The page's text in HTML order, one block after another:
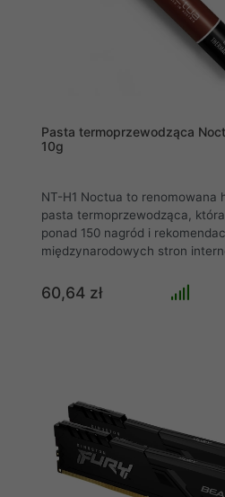
Pasta termoprzewodząca
10g
NT-H1 Noctua to renomowana
pasta termoprzewodząca,
ponad 150 nagród i
międzynarodowych stron
wydajności, wyjątkowej łatwości
użytkowania i wyjątkowej
systemy: NT-H1 to sprawdzona
premium, która gwarantuje
rezultaty.
60,64 zł